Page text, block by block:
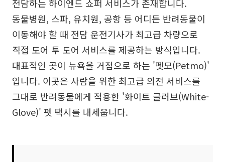
전담하는 하이엔드 쇼퍼 서비스가 존재합니다.
동물병원, 스파, 유치원, 공항 등 어디든 반려동물이
이동해야 할 때 전담 운전기사가 최고급 차량으로
직접 도어 투 도어 서비스를 제공하는 방식입니다.
대표적인 곳이 뉴욕을 거점으로 하는 '펫모(Petmo)'
입니다. 이곳은 사람을 위한 최고급 의전 서비스를
그대로 반려동물에게 적용한 '화이트 글러브(White-
Glove)' 펫 택시를 내세웁니다.